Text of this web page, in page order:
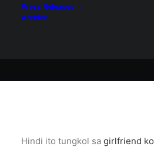
Press Releases
Archive
Hindi ito tungkol sa girlfriend ko